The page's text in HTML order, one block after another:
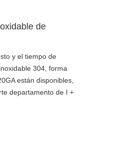
de
y el tiempo de
304, forma
están disponibles,
departamento de I +